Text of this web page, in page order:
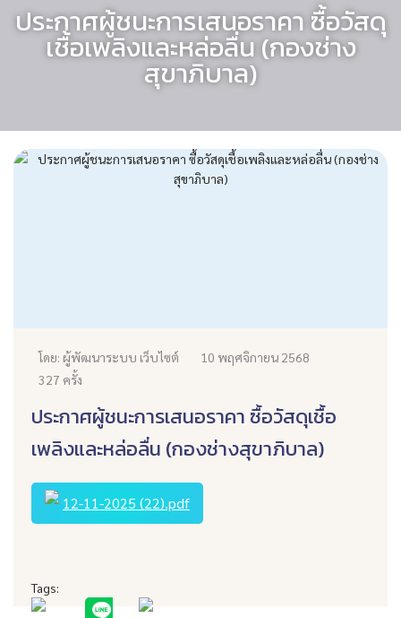
ประกาศผู้ชนะการเสนอราคา ซื้อวัสดุ
เชื้อเพลิงและหล่อลื่น (กองช่าง
สุขาภิบาล)
โดย: ผู้พัฒนาระบบ เว็บไซต์
10 พฤศจิกายน 2568
327 ครั้ง
ประกาศผู้ชนะการเสนอราคา ซื้อวัสดุเชื้อ
เพลิงและหล่อลื่น (กองช่างสุขาภิบาล)
12-11-2025 (22).pdf
Tags: